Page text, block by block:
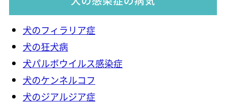
犬のフィラリア症
犬の狂犬病
犬パルボウイルス感染症
犬のケンネルコフ
犬のジアルジア症